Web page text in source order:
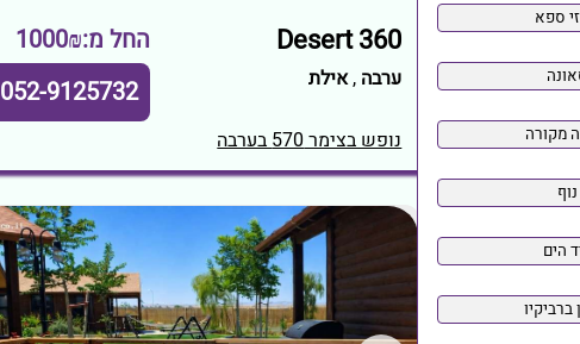
Desert 360‏ החל מ:1000₪
ערבה ,אילת 052-9125732
נופש בצימר 570 בערבה